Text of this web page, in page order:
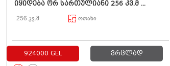
იყიდება ორ სართულიანი 256 კვ.მ ...
256 კვ.მ ოთახი
924000 GEL ვრცლად